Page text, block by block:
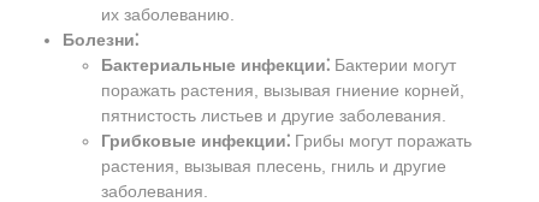
их заболеванию.
Болезни⁚
Бактериальные инфекции⁚ Бактерии могут
поражать растения, вызывая гниение корней,
пятнистость листьев и другие заболевания.
Грибковые инфекции⁚ Грибы могут поражать
растения, вызывая плесень, гниль и другие
заболевания.